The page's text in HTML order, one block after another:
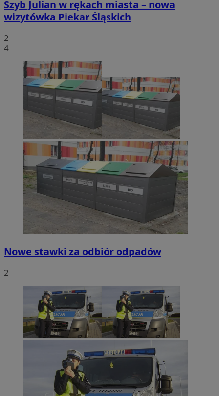
Szyb Julian w rękach miasta – nowa
wizytówka Piekar Śląskich
2
4
Nowe stawki za odbiór odpadów
2